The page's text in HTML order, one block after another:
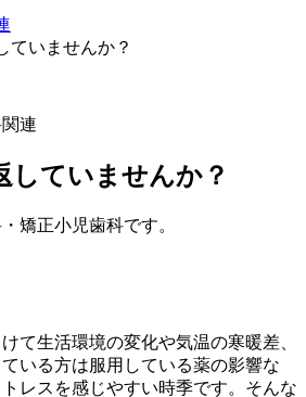
ていませんか？
連
していませんか？
矯正小児歯科です。
て生活環境の変化や気温の寒暖差、
いる方は服用している薬の影響な
レスを感じやすい時季です。そんな